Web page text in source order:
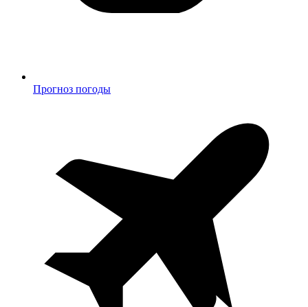
Прогноз погоды